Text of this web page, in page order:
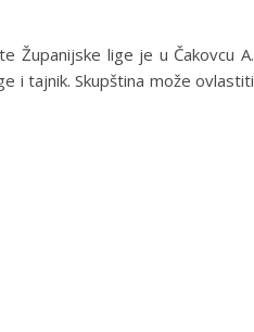
Županijske lige je u Čakovcu A.
i tajnik. Skupština može ovlastiti